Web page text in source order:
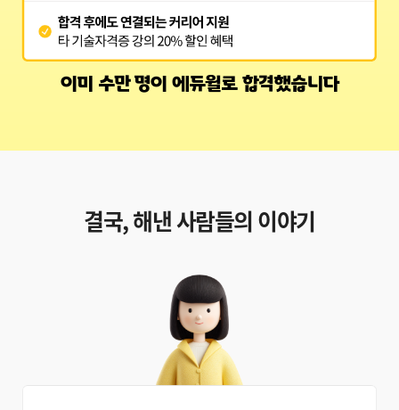
이미 수만 명이 에듀윌로 합격했습니다
결국, 해낸 사람들의 이야기